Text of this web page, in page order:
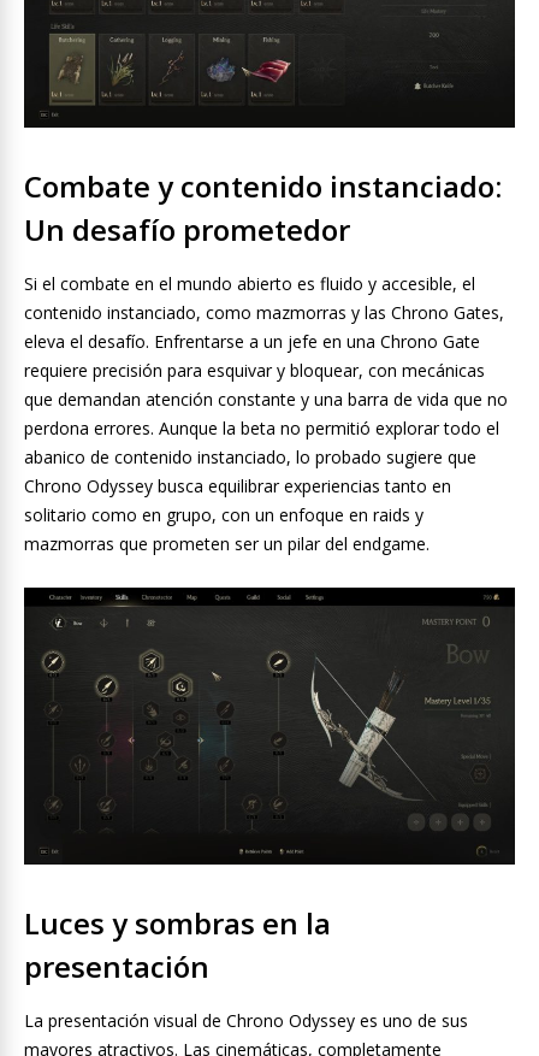
Combate y contenido instanciado:
Un desafío prometedor
Si el combate en el mundo abierto es fluido y accesible, el
contenido instanciado, como mazmorras y las Chrono Gates,
eleva el desafío. Enfrentarse a un jefe en una Chrono Gate
requiere precisión para esquivar y bloquear, con mecánicas
que demandan atención constante y una barra de vida que no
perdona errores. Aunque la beta no permitió explorar todo el
abanico de contenido instanciado, lo probado sugiere que
Chrono Odyssey busca equilibrar experiencias tanto en
solitario como en grupo, con un enfoque en raids y
mazmorras que prometen ser un pilar del endgame.
Luces y sombras en la
presentación
La presentación visual de Chrono Odyssey es uno de sus
mayores atractivos. Las cinemáticas, completamente